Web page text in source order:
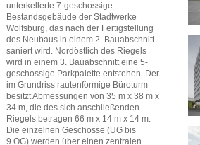
unterkellerte 7-geschossige
Bestandsgebäude der Stadtwerke
Wolfsburg, das nach der Fertigstellung
des Neubaus in einem 2. Bauabschnitt
saniert wird. Nordöstlich des Riegels
wird in einem 3. Bauabschnitt eine 5-
geschossige Parkpalette entstehen. Der
im Grundriss rautenförmige Büroturm
besitzt Abmessungen von 35 m x 38 m x
34 m, die des sich anschließenden
Riegels betragen 66 m x 14 m x 14 m.
Die einzelnen Geschosse (UG bis
9.OG) werden über einen zentralen